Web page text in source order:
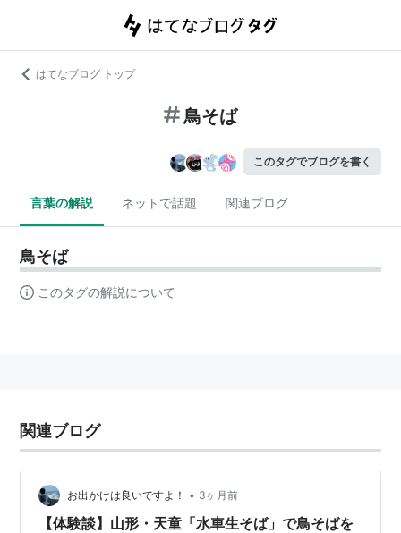
はてなブログ トップ
鳥そば
このタグでブログを書く
言葉の解説 ネットで話題 関連ブログ
鳥そば
このタグの解説について
関連ブログ
お出かけは良いですよ！ • 3ヶ月前
【体験談】山形・天童「水車生そば」で鳥そばを